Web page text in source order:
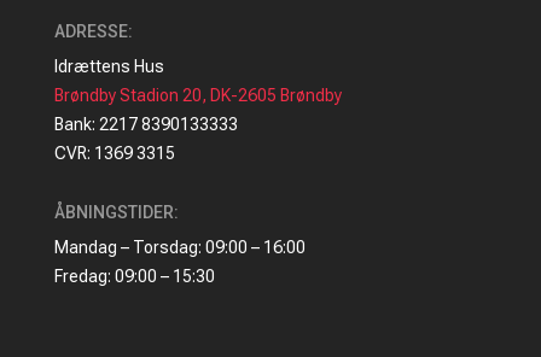
ADRESSE:
Idrættens Hus
Brøndby Stadion 20, DK-2605 Brøndby
Bank: 2217 8390133333
CVR: 1369 3315
ÅBNINGSTIDER:
Mandag – Torsdag: 09:00 – 16:00
Fredag: 09:00 – 15:30